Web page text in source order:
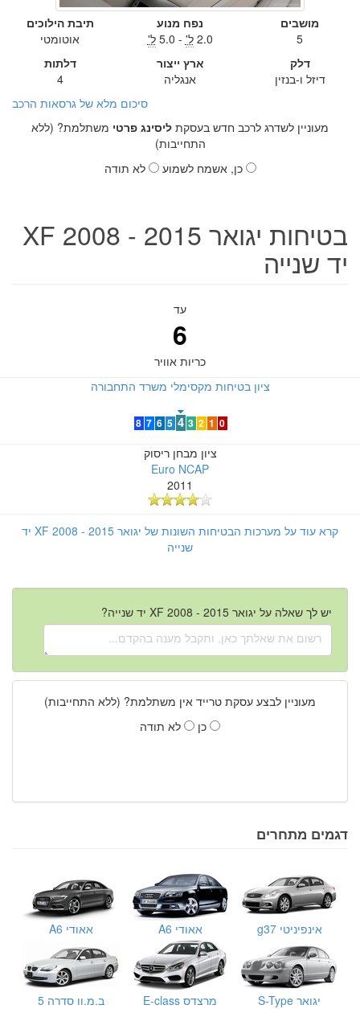
מושבים
5
נפח מנוע
2.0 ל' - 5.0 ל'
תיבת הילוכים
אוטומטי
דלק
דיזל ו-בנזין
ארץ ייצור
אנגליה
דלתות
4
סיכום מלא של גרסאות הרכב
מעוניין לשדרג לרכב חדש בעסקת ליסינג פרטי משתלמת? (ללא
התחייבות)
כן, אשמח לשמוע
לא תודה
בטיחות יגואר XF 2008 - 2015
יד שנייה
עד
6
כריות אוויר
ציון בטיחות מקסימלי משרד התחבורה
0
1
2
3
4
5
6
7
8
ציון מבחן ריסוק
Euro NCAP
2011
קרא עוד על מערכות הבטיחות השונות של יגואר XF 2008 - 2015 יד
שנייה
יש לך שאלה על יגואר XF 2008 - 2015 יד שנייה?
מעוניין לבצע עסקת טרייד אין משתלמת? (ללא התחייבות)
כן
לא תודה
דגמים מתחרים
אינפיניטי g37 אאודי A6 אאודי A6
יגואר S-Type מרצדס E-class ב.מ.וו סדרה 5